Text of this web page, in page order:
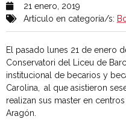
21 enero, 2019
Artículo en categoría/s:
El pasado lunes 21 de enero
Conservatori del Liceu de
institucional de becarios y
Carolina,
al que asistieron
realizan sus master en
Aragón.